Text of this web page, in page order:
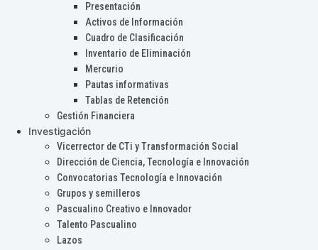
Presentación
Activos de Información
Cuadro de Clasificación
Inventario de Eliminación
Mercurio
Pautas informativas
Tablas de Retención
Gestión Financiera
Investigación
Vicerrector de CTi y Transformación Social
Dirección de Ciencia, Tecnología e Innovación
Convocatorias Tecnología e Innovación
Grupos y semilleros
Pascualino Creativo e Innovador
Talento Pascualino
Lazos